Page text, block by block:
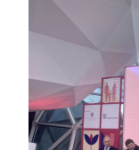
farmaceutica
imprese
più
rosa